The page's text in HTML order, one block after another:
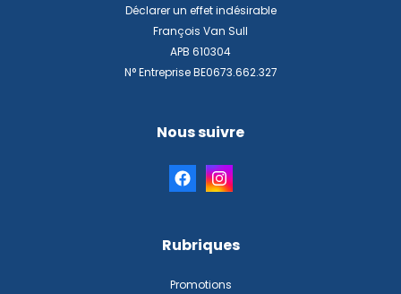
Déclarer un effet indésirable
François Van Sull
APB 610304
N° Entreprise BE0673.662.327
Nous suivre
Rubriques
Promotions